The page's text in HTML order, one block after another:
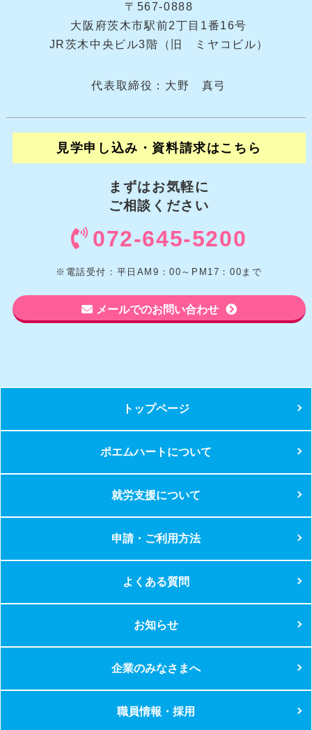
〒567-0888
大阪府茨木市駅前2丁目1番16号
JR茨木中央ビル3階（旧 ミヤコビル）
代表取締役：大野 真弓
見学申し込み・資料請求はこちら
まずはお気軽に
ご相談ください
072-645-5200
※電話受付：平日AM9：00～PM17：00まで
メールでのお問い合わせ
トップページ
ポエムハートについて
就労支援について
申請・ご利用方法
よくある質問
お知らせ
企業のみなさまへ
職員情報・採用